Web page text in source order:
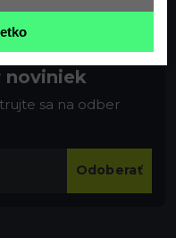
noviniek
sa na odber
Odoberať